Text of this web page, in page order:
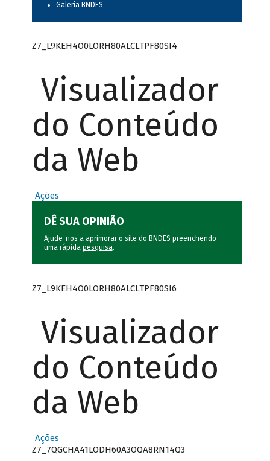
Galeria BNDES
Z7_L9KEH4O0LORH80ALCLTPF80SI4
Visualizador
do Conteúdo
da Web
Ações
DÊ SUA OPINIÃO
Ajude-nos a aprimorar o site do BNDES preenchendo
uma rápida pesquisa.
Z7_L9KEH4O0LORH80ALCLTPF80SI6
Visualizador
do Conteúdo
da Web
Ações
Z7_7QGCHA41LODH60A3OQA8RN14Q3